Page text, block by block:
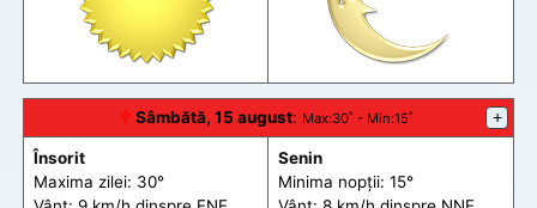
🕆 Sâmbătă, 15 august: Max:30˚ - Min:15˚ +
Însorit
Maxima zilei: 30°
Senin
Minima nopții: 15°